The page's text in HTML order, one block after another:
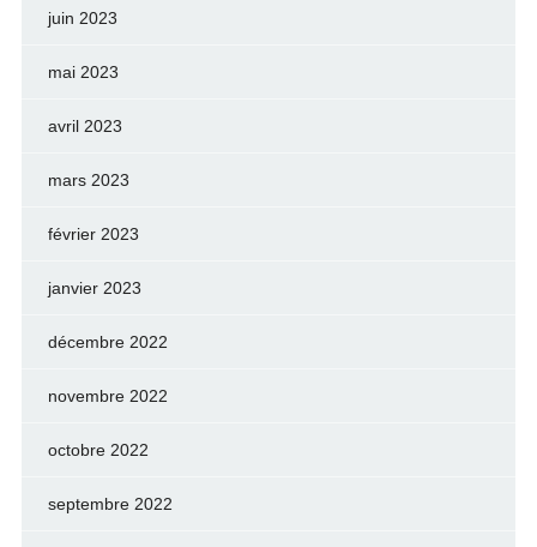
juin 2023
mai 2023
avril 2023
mars 2023
février 2023
janvier 2023
décembre 2022
novembre 2022
octobre 2022
septembre 2022